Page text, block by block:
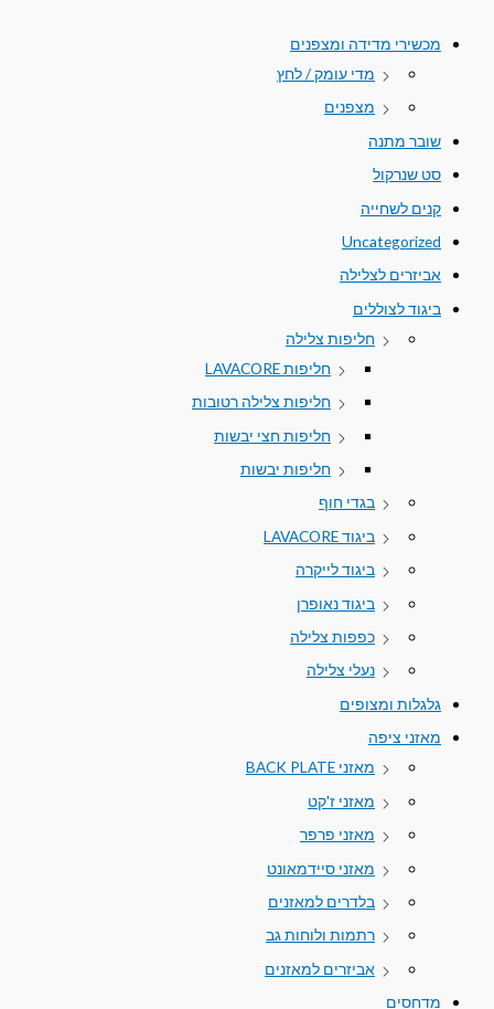
מכשירי מדידה ומצפנים
מדי עומק / לחץ
מצפנים
שובר מתנה
סט שנרקול
קנים לשחייה
Uncategorized
אביזרים לצלילה
ביגוד לצוללים
חליפות צלילה
חליפות LAVACORE
חליפות צלילה רטובות
חליפות חצי יבשות
חליפות יבשות
בגדי חוף
ביגוד LAVACORE
ביגוד לייקרה
ביגוד נאופרן
כפפות צלילה
נעלי צלילה
גלגלות ומצופים
מאזני ציפה
מאזני BACK PLATE
מאזני ז'קט
מאזני פרפר
מאזני סיידמאונט
בלדרים למאזנים
רתמות ולוחות גב
אביזרים למאזנים
מדחסים